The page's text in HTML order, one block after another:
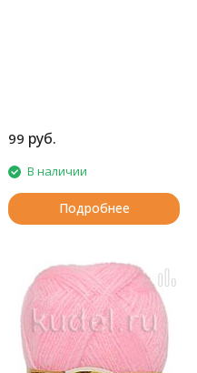
99 руб.
В наличии
Подробнее